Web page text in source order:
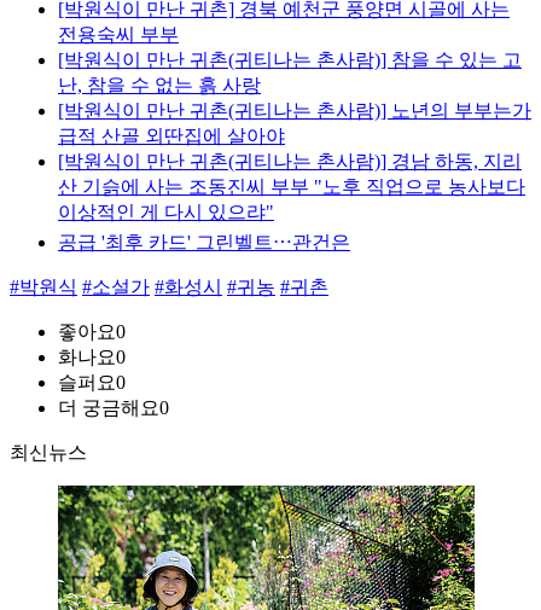
[박원식이 만난 귀촌] 경북 예천군 풍양면 시골에 사는
전용숙씨 부부
[박원식이 만난 귀촌(귀티나는 촌사람)] 참을 수 있는 고
난, 참을 수 없는 흙 사랑
[박원식이 만난 귀촌(귀티나는 촌사람)] 노년의 부부는가
급적 산골 외딴집에 살아야
[박원식이 만난 귀촌(귀티나는 촌사람)] 경남 하동, 지리
산 기슭에 사는 조동진씨 부부 "노후 직업으로 농사보다
이상적인 게 다시 있으랴"
공급 '최후 카드' 그린벨트⋯관건은
#박원식 #소설가 #화성시 #귀농 #귀촌
좋아요0
화나요0
슬퍼요0
더 궁금해요0
최신뉴스